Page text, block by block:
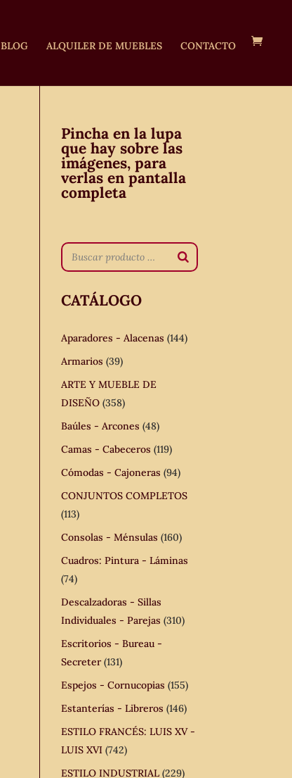
BLOG ALQUILER DE MUEBLES CONTACTO
Pincha en la lupa
que hay sobre las
imágenes, para
verlas en pantalla
completa
CATÁLOGO
Aparadores - Alacenas (144)
Armarios (39)
ARTE Y MUEBLE DE
DISEÑO (358)
Baúles - Arcones (48)
Camas - Cabeceros (119)
Cómodas - Cajoneras (94)
CONJUNTOS COMPLETOS
(113)
Consolas - Ménsulas (160)
Cuadros: Pintura - Láminas
(74)
Descalzadoras - Sillas
Individuales - Parejas (310)
Escritorios - Bureau -
Secreter (131)
Espejos - Cornucopias (155)
Estanterías - Libreros (146)
ESTILO FRANCÉS: LUIS XV -
LUIS XVI (742)
ESTILO INDUSTRIAL (229)